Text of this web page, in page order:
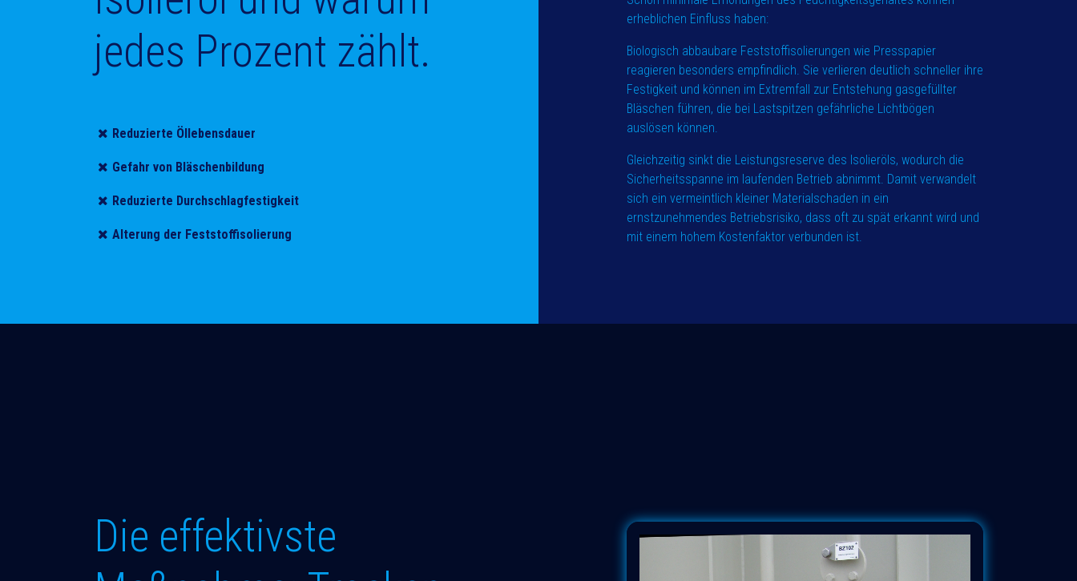
jedes Prozent zählt.
Reduzierte Öllebensdauer
Gefahr von Bläschenbildung
Reduzierte Durchschlagfestigkeit
Alterung der Feststoffisolierung
erheblichen Einfluss haben:
Biologisch abbaubare Feststoffisolierungen wie Presspapier
reagieren besonders empfindlich. Sie verlieren deutlich schneller ihre
Festigkeit und können im Extremfall zur Entstehung gasgefüllter
Bläschen führen, die bei Lastspitzen gefährliche Lichtbögen
auslösen können.
Gleichzeitig sinkt die Leistungsreserve des Isolieröls, wodurch die
Sicherheitsspanne im laufenden Betrieb abnimmt. Damit verwandelt
sich ein vermeintlich kleiner Materialschaden in ein
ernstzunehmendes Betriebsrisiko, dass oft zu spät erkannt wird und
mit einem hohem Kostenfaktor verbunden ist.
Die effektivste